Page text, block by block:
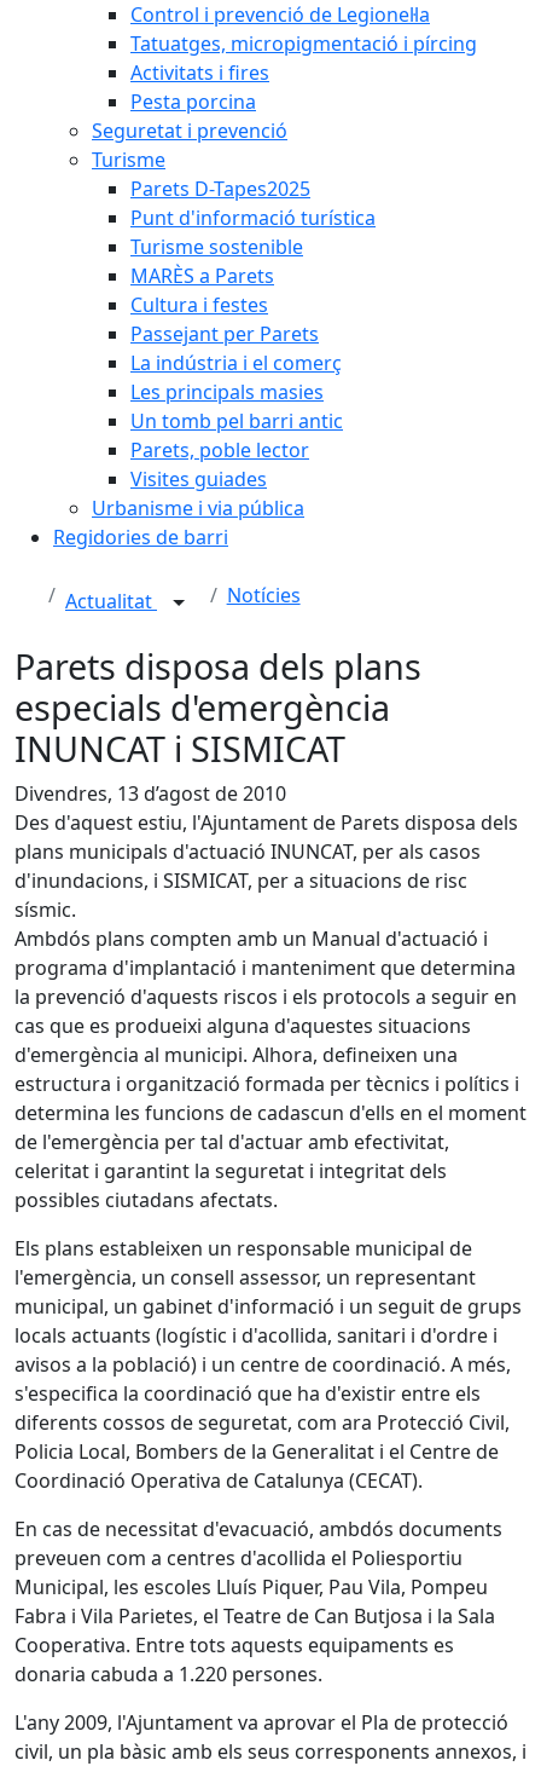
Control i prevenció de Legionel·la
Tatuatges, micropigmentació i pírcing
Activitats i fires
Pesta porcina
Seguretat i prevenció
Turisme
Parets D-Tapes2025
Punt d'informació turística
Turisme sostenible
MARÈS a Parets
Cultura i festes
Passejant per Parets
La indústria i el comerç
Les principals masies
Un tomb pel barri antic
Parets, poble lector
Visites guiades
Urbanisme i via pública
Regidories de barri
Actualitat Notícies
Parets disposa dels plans
especials d'emergència
INUNCAT i SISMICAT
Divendres, 13 d’agost de 2010
Des d'aquest estiu, l'Ajuntament de Parets disposa dels
plans municipals d'actuació INUNCAT, per als casos
d'inundacions, i SISMICAT, per a situacions de risc
sísmic.
Ambdós plans compten amb un Manual d'actuació i
programa d'implantació i manteniment que determina
la prevenció d'aquests riscos i els protocols a seguir en
cas que es produeixi alguna d'aquestes situacions
d'emergència al municipi. Alhora, defineixen una
estructura i organització formada per tècnics i polítics i
determina les funcions de cadascun d'ells en el moment
de l'emergència per tal d'actuar amb efectivitat,
celeritat i garantint la seguretat i integritat dels
possibles ciutadans afectats.
Els plans estableixen un responsable municipal de
l'emergència, un consell assessor, un representant
municipal, un gabinet d'informació i un seguit de grups
locals actuants (logístic i d'acollida, sanitari i d'ordre i
avisos a la població) i un centre de coordinació. A més,
s'especifica la coordinació que ha d'existir entre els
diferents cossos de seguretat, com ara Protecció Civil,
Policia Local, Bombers de la Generalitat i el Centre de
Coordinació Operativa de Catalunya (CECAT).
En cas de necessitat d'evacuació, ambdós documents
preveuen com a centres d'acollida el Poliesportiu
Municipal, les escoles Lluís Piquer, Pau Vila, Pompeu
Fabra i Vila Parietes, el Teatre de Can Butjosa i la Sala
Cooperativa. Entre tots aquests equipaments es
donaria cabuda a 1.220 persones.
L'any 2009, l'Ajuntament va aprovar el Pla de protecció
civil, un pla bàsic amb els seus corresponents annexos, i